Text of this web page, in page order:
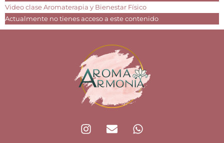
Video clase Aromaterapia y Bienestar Físico
Actualmente no tienes acceso a este contenido
I
n
E
n
W
h